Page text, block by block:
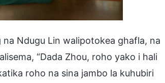
Ndugu Lin walipotokea ghafla, na
“Dada Zhou, roho yako i hali
roho na sina jambo la kuhubiri